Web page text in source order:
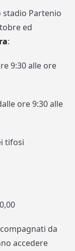
stadio Partenio
ed
:
9:30 alle ore
ore 9:30 alle
tifosi
da
accedere